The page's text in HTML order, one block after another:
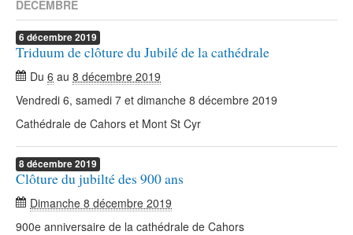
DÉCEMBRE
6 décembre2019
Triduum de clôture du Jubilé de la cathédrale
Du 6 au 8 décembre 2019
Vendredi 6, samedi 7 et dimanche 8 décembre 2019
Cathédrale de Cahors et Mont St Cyr
8décembre2019
Clôture du jubilté des 900 ans
Dimanche 8 décembre 2019
900e anniversaire de la cathédrale de Cahors